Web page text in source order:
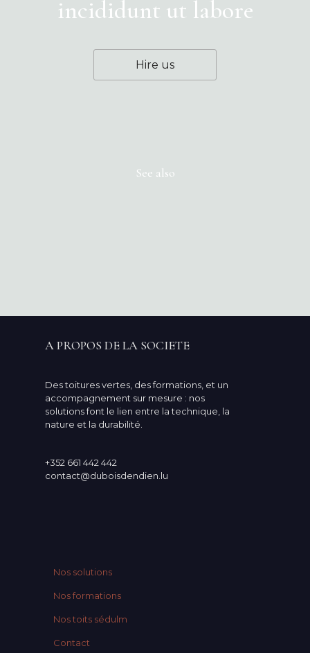
incididunt ut labore
Hire us
See also
A PROPOS DE LA SOCIETE
Des toitures vertes, des formations, et un
accompagnement sur mesure : nos
solutions font le lien entre la technique, la
nature et la durabilité.
+352 661 442 442
contact@duboisdendien.lu
Nos solutions
Nos formations
Nos toits sédulm
Contact